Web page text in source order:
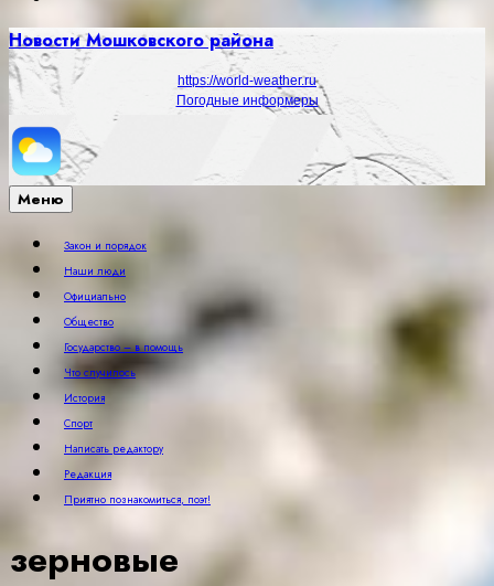
Новости Мошковского района
https://world-weather.ru
Погодные информеры
Меню
Закон и порядок
Наши люди
Официально
Общество
Государство – в помощь
Что случилось
История
Спорт
Написать редактору
Редакция
Приятно познакомиться, поэт!
зерновые